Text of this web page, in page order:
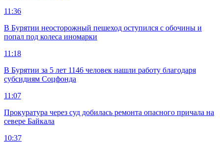
11:36
В Бурятии неосторожный пешеход оступился с обочины и
попал под колеса иномарки
11:18
В Бурятии за 5 лет 1146 человек нашли работу благодаря
субсидиям Соцфонда
11:07
Прокуратура через суд добилась ремонта опасного причала на
севере Байкала
10:37